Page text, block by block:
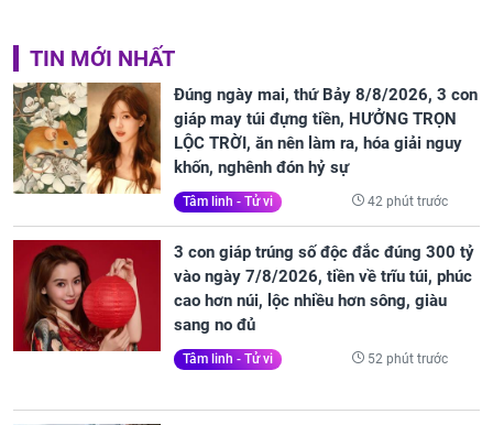
TIN MỚI NHẤT
Đúng ngày mai, thứ Bảy 8/8/2026, 3 con
giáp may túi đựng tiền, HƯỞNG TRỌN
LỘC TRỜI, ăn nên làm ra, hóa giải nguy
khốn, nghênh đón hỷ sự
Tâm linh - Tử vi 42 phút trước
3 con giáp trúng số độc đắc đúng 300 tỷ
vào ngày 7/8/2026, tiền về trĩu túi, phúc
cao hơn núi, lộc nhiều hơn sông, giàu
sang no đủ
Tâm linh - Tử vi 52 phút trước